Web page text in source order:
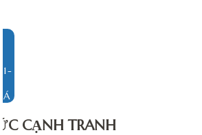
CẠNH TRANH